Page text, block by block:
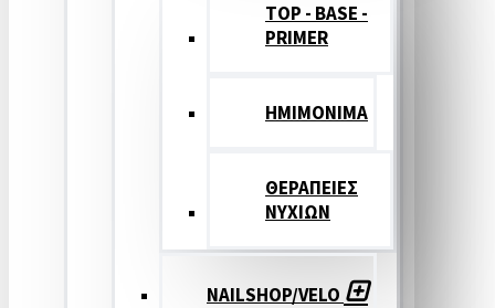
TOP - BASE -
PRIMER
ΗΜΙΜΟΝΙΜΑ
ΘΕΡΑΠΕΙΕΣ
ΝΥΧΙΩΝ
NAILSHOP/VELO